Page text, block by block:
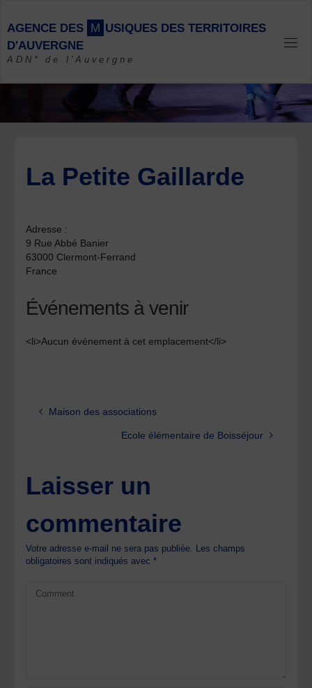
content
AGENCE DES M USIQUES DES TERRITOIRES
D'AUVERGNE
ADN* de l'Auvergne
La Petite Gaillarde
Adresse :
9 Rue Abbé Banier
63000 Clermont-Ferrand
France
Événements à venir
<li>Aucun événement à cet emplacement</li>
Maison des associations
Ecole élémentaire de Boisséjour
Laisser un
commentaire
Votre adresse e-mail ne sera pas publiée. Les champs
obligatoires sont indiqués avec*